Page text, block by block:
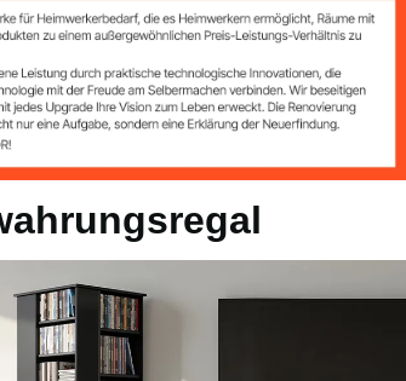
/ 2,50 kg (pro Fach)
/ 475 x 475 x 1636 mm